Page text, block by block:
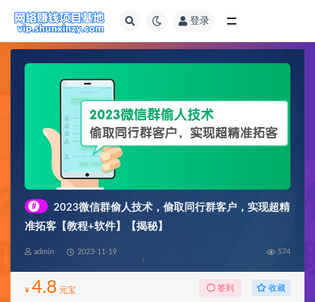
登录
#
2023微信群偷人技术，偷取同行群客户，实现超精
准拓客【教程+软件】【揭秘】
admin 2023-11-19 574
¥ 4.8 元宝 签到 收藏